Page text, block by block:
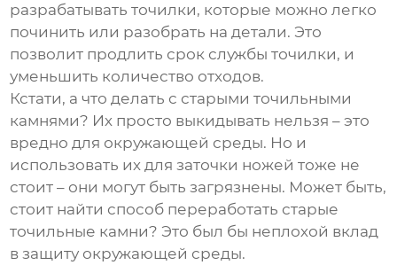
разрабатывать точилки, которые можно легко
починить или разобрать на детали. Это
позволит продлить срок службы точилки, и
уменьшить количество отходов.
Кстати, а что делать с старыми точильными
камнями? Их просто выкидывать нельзя – это
вредно для окружающей среды. Но и
использовать их для заточки ножей тоже не
стоит – они могут быть загрязнены. Может быть,
стоит найти способ переработать старые
точильные камни? Это был бы неплохой вклад
в защиту окружающей среды.